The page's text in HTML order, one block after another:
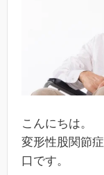
こんにちは。
変形性股関節
口です。